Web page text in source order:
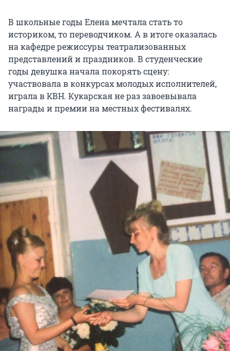
В школьные годы Елена мечтала стать то
историком, то переводчиком. А в итоге оказалась
на кафедре режиссуры театрализованных
представлений и праздников. В студенческие
годы девушка начала покорять сцену:
участвовала в конкурсах молодых исполнителей,
играла в КВН. Кукарская не раз завоевывала
награды и премии на местных фестивалях.